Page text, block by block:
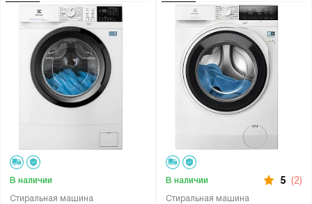
Стиральная машина
В наличии
Стиральная машина
В наличии 5 (2)